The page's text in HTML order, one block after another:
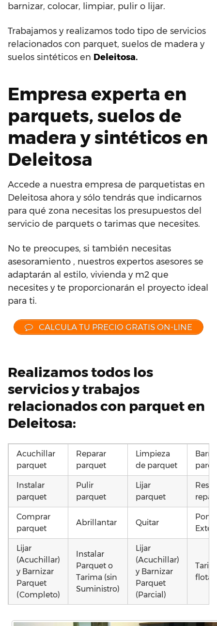
barnizar, colocar, limpiar, pulir o lijar.
Trabajamos y realizamos todo tipo de servicios
relacionados con parquet, suelos de madera y
suelos sintéticos en Deleitosa.
Empresa experta en
parquets, suelos de
madera y sintéticos en
Deleitosa
Accede a nuestra empresa de parquetistas en
Deleitosa ahora y sólo tendrás que indicarnos
para qué zona necesitas los presupuestos del
servicio de parquets o tarimas que necesites.
No te preocupes, si también necesitas
asesoramiento , nuestros expertos asesores se
adaptarán al estilo, vivienda y m2 que
necesites y te proporcionarán el proyecto ideal
para ti.
CALCULA TU PRECIO GRATIS ON-LINE
Realizamos todos los
servicios y trabajos
relacionados con parquet en
Deleitosa:
Acuchillar
parquet
Reparar
parquet
Limpieza
de parquet
Instalar
parquet
Pulir
parquet
Lijar
parquet
Comprar
parquet
Abrillantar Quitar
Lijar
(Acuchillar)
y Barnizar
Parquet
(Completo)
Instalar
Parquet o
Tarima (sin
Suministro)
Lijar
(Acuchillar)
y Barnizar
Parquet
(Parcial)
Otros